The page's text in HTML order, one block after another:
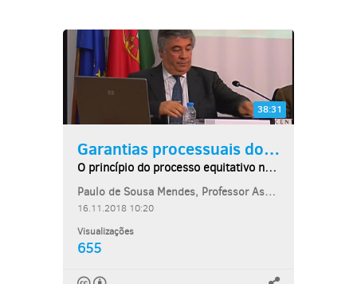
38:31
Garantias processuais dos...
O princípio do processo equitativo na...
Paulo de Sousa Mendes, Professor Associado da Faculdade de Direito da...
16.11.2018 10:20
Visualizações
655